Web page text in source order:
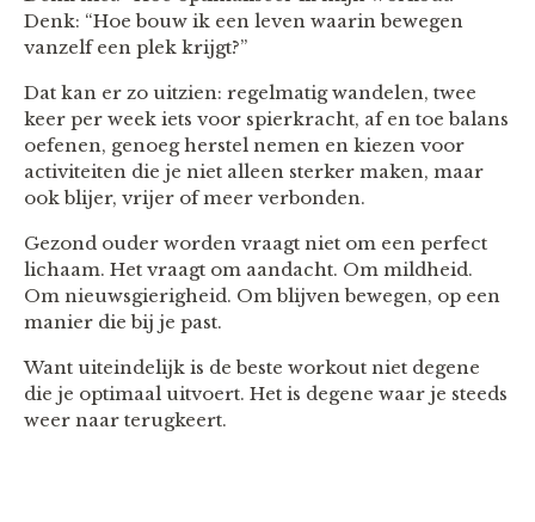
Denk: “Hoe bouw ik een leven waarin bewegen
vanzelf een plek krijgt?”
Dat kan er zo uitzien: regelmatig wandelen, twee
keer per week iets voor spierkracht, af en toe balans
oefenen, genoeg herstel nemen en kiezen voor
activiteiten die je niet alleen sterker maken, maar
ook blijer, vrijer of meer verbonden.
Gezond ouder worden vraagt niet om een perfect
lichaam. Het vraagt om aandacht. Om mildheid.
Om nieuwsgierigheid. Om blijven bewegen, op een
manier die bij je past.
Want uiteindelijk is de beste workout niet degene
die je optimaal uitvoert. Het is degene waar je steeds
weer naar terugkeert.